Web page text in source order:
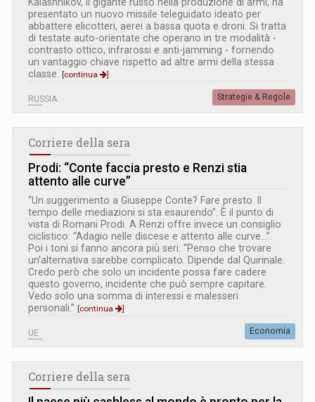
presentato un nuovo missile teleguidato ideato per
abbattere elicotteri, aerei a bassa quota e droni. Si tratta
di testate auto-orientate che operano in tre modalità -
contrasto ottico, infrarossi e anti-jamming - fornendo
un vantaggio chiave rispetto ad altre armi della stessa
classe.
[continua ]
RUSSIA Strategie & Regole
Corriere della sera
Prodi: “Conte faccia presto e Renzi stia
attento alle curve”
“Un suggerimento a Giuseppe Conte? Fare presto. Il
tempo delle mediazioni si sta esaurendo”. È il punto di
vista di Romani Prodi. A Renzi offre invece un consiglio
ciclistico: “Adagio nelle discese e attento alle curve...”.
Poi i toni si fanno ancora più seri: “Penso che trovare
un’alternativa sarebbe complicato. Dipende dal Quirinale.
Credo però che solo un incidente possa fare cadere
questo governo, incidente che può sempre capitare.
Vedo solo una somma di interessi e malesseri
personali.” [continua ]
UE Economia
Corriere della sera